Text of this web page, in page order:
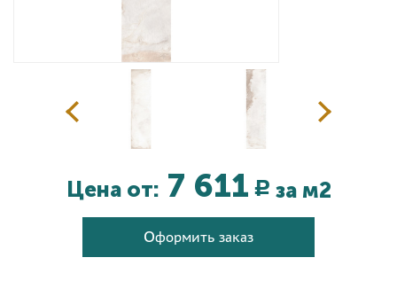
Цена от: 7 611 Р за м2
Оформить заказ